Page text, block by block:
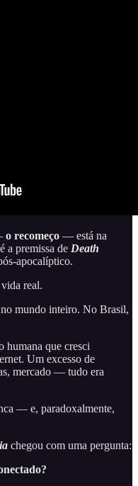
o recomeço — está na
a premissa de Death
apocalíptico.
real.
mundo inteiro. No Brasil,
humana que cresci
Um excesso de
mercado — tudo era
— e, paradoxalmente,
chegou com uma pergunta: